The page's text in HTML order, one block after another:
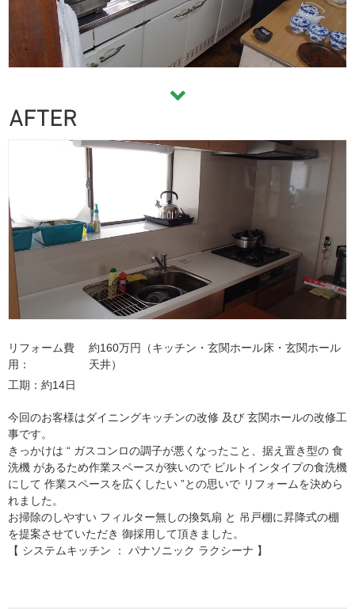
リフォーム費
用
約160万円（キッチン・玄関ホール床・玄関ホール
天井）
工期
約14日
今回のお客様はダイニングキッチンの改修 及び 玄関ホールの改修工
事です。
きっかけは “ ガスコンロの調子が悪くなったこと、据え置き型の 食
洗機 があるため作業スペースが狭いので ビルトインタイプの食洗機
にして 作業スペースを広くしたい ”との思いで リフォームを決めら
れました。
お掃除のしやすい フィルター無しの換気扇 と 吊戸棚に昇降式の棚
を提案させていただき 御採用して頂きました。
【 システムキッチン ： パナソニック ラクシーナ 】